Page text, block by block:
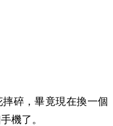
碎，畢竟現在換一個
機了。